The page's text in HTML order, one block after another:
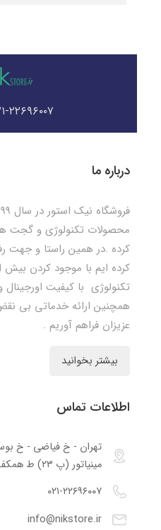
۰۲۱-
درباره ما
محصولات تکنولوژی و گجت
کرده .در همین راستا و جهت
تکنولوژی با کیفیت
همچنین ارائه خدماتی بی
عزیزان فراهم آوریم .
بیشتر بخوانید
اطلاعات تماس
تهران - خ فیاضی - خ
مینیاتور (پ ۲۳) ط همکف واحد ۶
۰۲۱-۲۲۶۹۶۰۰۷
info@nikstore.ir